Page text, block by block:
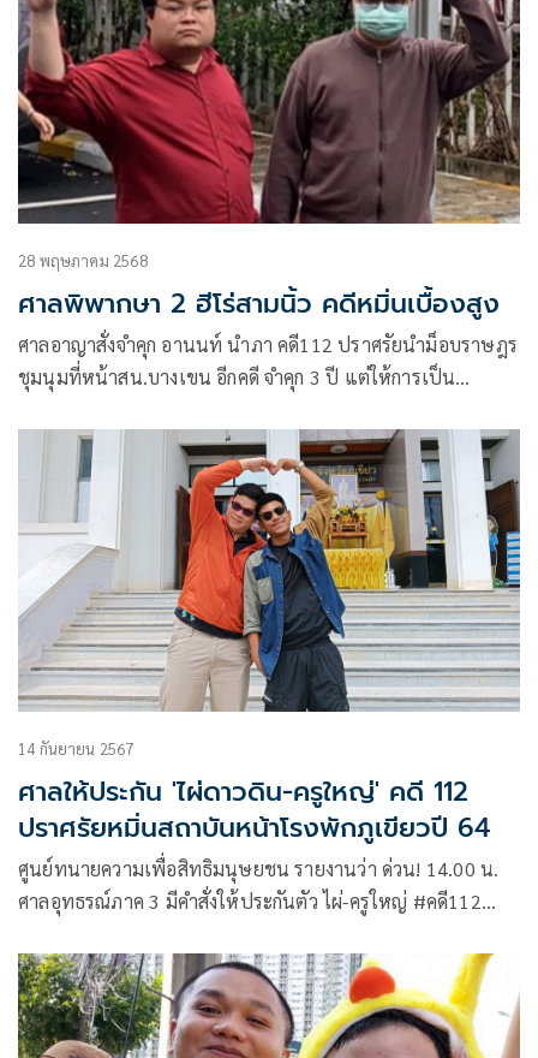
28 พฤษภาคม 2568
ศาลพิพากษา 2 ฮีโร่สามนิ้ว คดีหมิ่นเบื้องสูง
ศาลอาญาสั่งจำคุก อานนท์ นำภา คดี112 ปราศรัยนำม็อบราษฎร
ชุมนุมที่หน้าสน.บางเขน อีกคดี จำคุก 3 ปี แต่ให้การเป็น
ส่วนเพนกวิน หลบหนีออกนอกประเทศ ศาลให้ออกหมายจับและ
สั่งจำหน่ายคดีชั่วคราว รวมโดน7 คดี20 ปี
14 กันยายน 2567
ศาลให้ประกัน 'ไผ่ดาวดิน-ครูใหญ่' คดี 112
ปราศรัยหมิ่นสถาบันหน้าโรงพักภูเขียวปี 64
ศูนย์ทนายความเพื่อสิทธิมนุษยชน รายงานว่า ด่วน! 14.00 น.
ศาลอุทธรณ์ภาค 3 มีคำสั่งให้ประกันตัว ไผ่-ครูใหญ่ #คดี112